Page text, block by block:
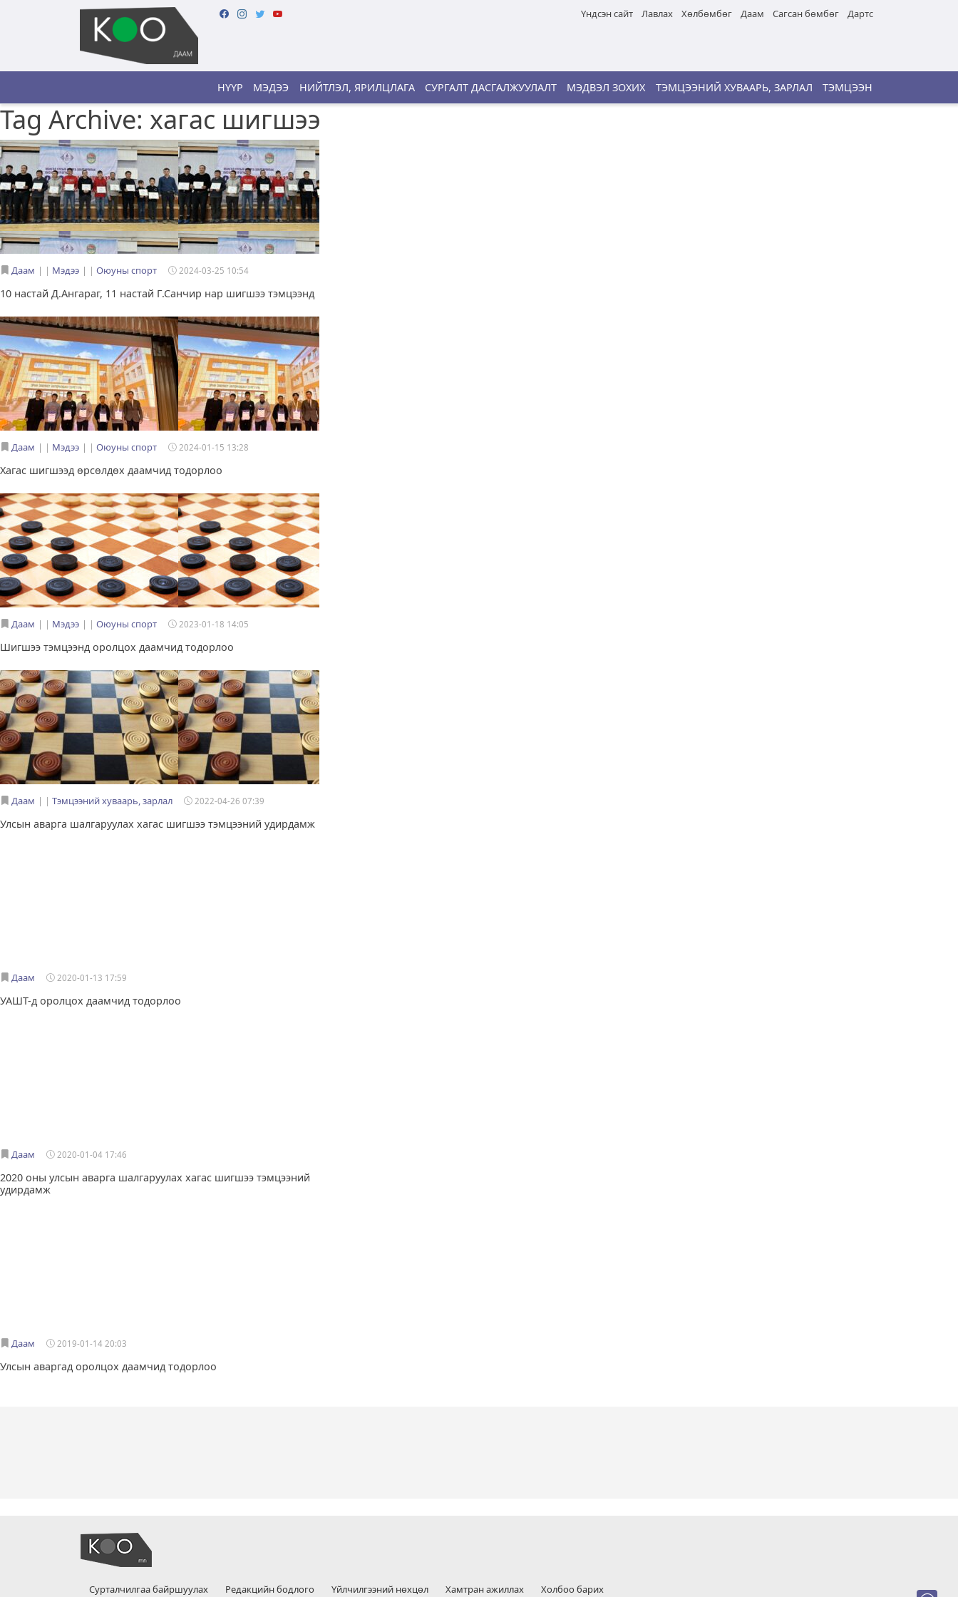
Үндсэн сайт Лавлах Хөлбөмбөг Даам Сагсан бөмбөг Дартс
НҮҮР МЭДЭЭ НИЙТЛЭЛ, ЯРИЛЦЛАГА СУРГАЛТ ДАСГАЛЖУУЛАЛТ МЭДВЭЛ ЗОХИХ ТЭМЦЭЭНИЙ ХУВААРЬ, ЗАРЛАЛ ТЭМЦЭЭН
Tag Archive: хагас шигшээ
Даам | Мэдээ | Оюуны спорт 2024-03-25 10:54
10 настай Д.Ангараг, 11 настай Г.Санчир нар шигшээ тэмцээнд
Даам | Мэдээ | Оюуны спорт 2024-01-15 13:28
Хагас шигшээд өрсөлдөх даамчид тодорлоо
Даам | Мэдээ | Оюуны спорт 2023-01-18 14:05
Шигшээ тэмцээнд оролцох даамчид тодорлоо
Даам | Тэмцээний хуваарь, зарлал 2022-04-26 07:39
Улсын аварга шалгаруулах хагас шигшээ тэмцээний удирдамж
Даам 2020-01-13 17:59
УАШТ-д оролцох даамчид тодорлоо
Даам 2020-01-04 17:46
2020 оны улсын аварга шалгаруулах хагас шигшээ тэмцээний
удирдамж
Даам 2019-01-14 20:03
Улсын аваргад оролцох даамчид тодорлоо
Сурталчилгаа байршуулах Редакцийн бодлого Үйлчилгээний нөхцөл Хамтран ажиллах Холбоо барих